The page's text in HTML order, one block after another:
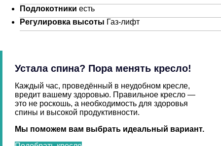
Подлокотники есть
Регулировка высоты Газ-лифт
Устала спина? Пора менять кресло!
Каждый час, проведённый в неудобном кресле,
вредит вашему здоровью. Правильное кресло —
это не роскошь, а необходимость для здоровья
спины и высокой продуктивности.
Мы поможем вам выбрать идеальный вариант.